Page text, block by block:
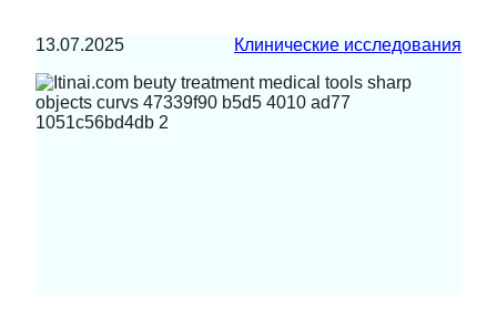
13.07.2025 Клинические исследования